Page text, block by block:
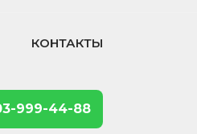
КОНТАКТЫ
999-44-88